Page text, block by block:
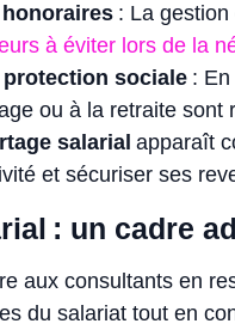
: La gestion
à éviter lors de la
sociale: En
ou à la retraite sont
salarial apparaît
et sécuriser ses
: un cadre
aux consultants en
du salariat tout en